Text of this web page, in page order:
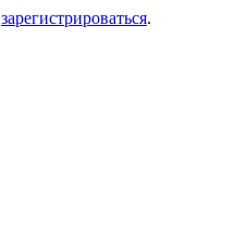
зарегистрироваться.